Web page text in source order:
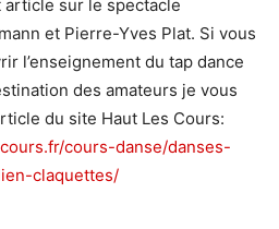
article sur le spectacle
et Pierre-Yves Plat. Si vous
l’enseignement du tap dance
des amateurs je vous
du site Haut Les Cours:
cours-danse/danses-
claquettes/